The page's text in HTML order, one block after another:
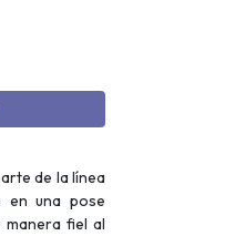
de la línea
en una pose
manera fiel al